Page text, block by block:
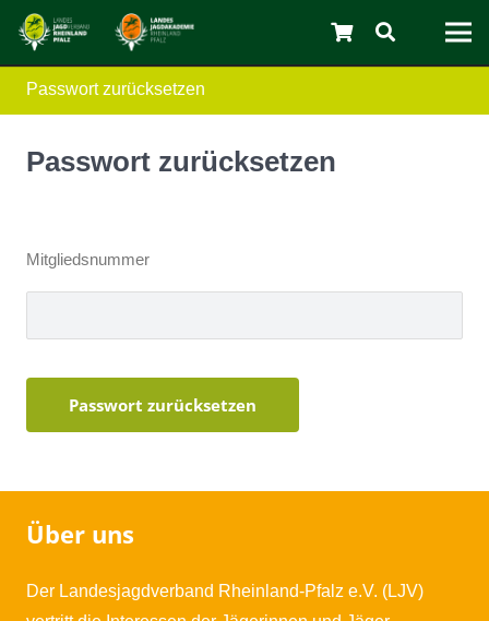
Passwort zurücksetzen
Passwort zurücksetzen
Mitgliedsnummer
Über uns
Der Landesjagdverband Rheinland-Pfalz e.V. (LJV)